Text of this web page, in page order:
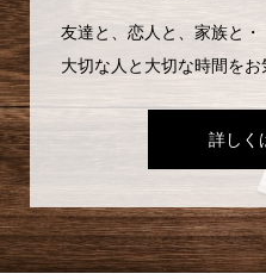
友達と、恋人と、家族と・
大切な人と大切な時間を
詳しく